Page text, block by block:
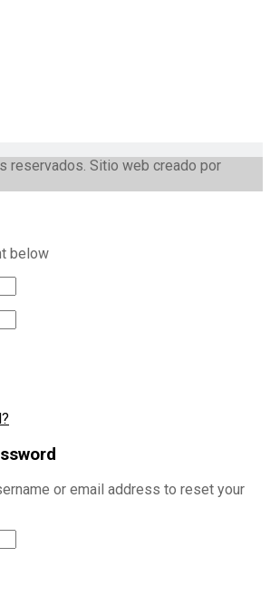
reservados. Sitio web creado por
below
or email address to reset your